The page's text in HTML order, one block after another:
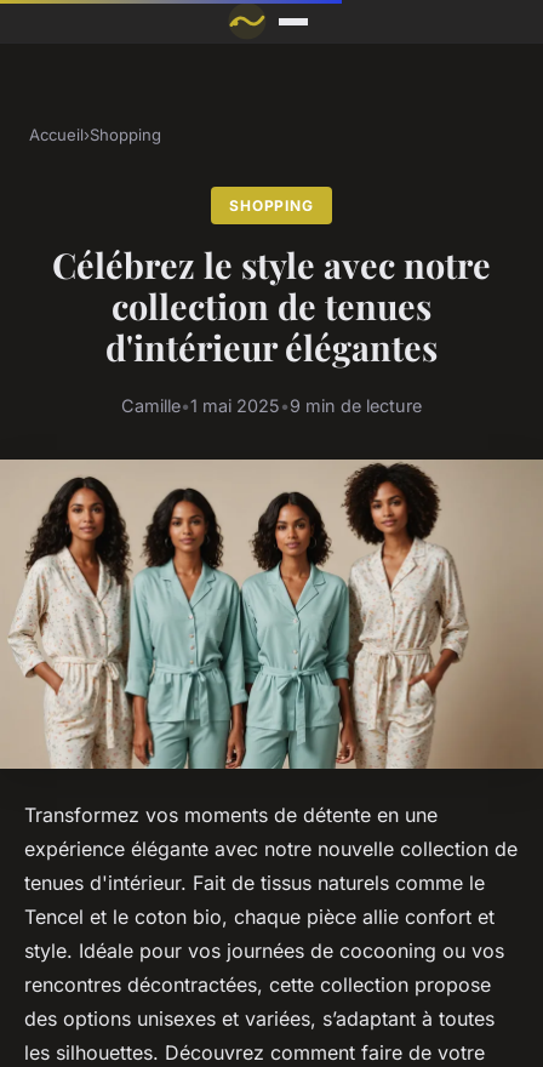
Accueil›Shopping
SHOPPING
Célébrez le style avec notre
collection de tenues
d'intérieur élégantes
Camille•1 mai 2025•9 min de lecture
Transformez vos moments de détente en une
expérience élégante avec notre nouvelle collection de
tenues d'intérieur. Fait de tissus naturels comme le
Tencel et le coton bio, chaque pièce allie confort et
style. Idéale pour vos journées de cocooning ou vos
rencontres décontractées, cette collection propose
des options unisexes et variées, s’adaptant à toutes
les silhouettes. Découvrez comment faire de votre